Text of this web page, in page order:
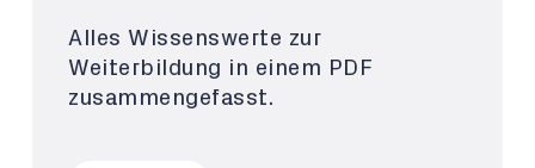
Alles Wissenswerte zur
Weiterbildung in einem PDF
zusammengefasst.